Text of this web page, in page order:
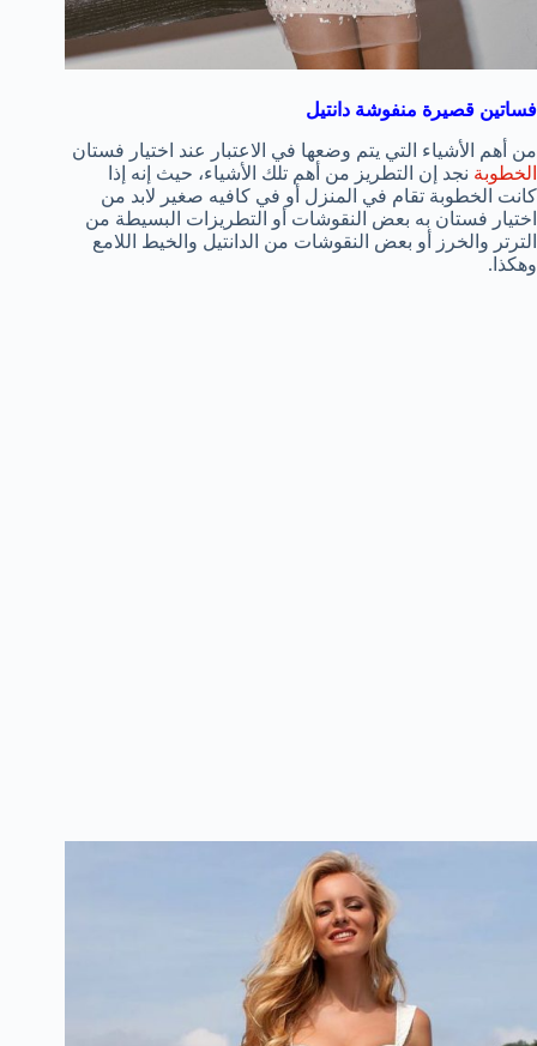
فساتين قصيرة منفوشة دانتيل
من أهم الأشياء التي يتم وضعها في الاعتبار عند اختيار فستان
الخطوبة نجد إن التطريز من أهم تلك الأشياء، حيث إنه إذا
كانت الخطوبة تقام في المنزل أو في كافيه صغير لابد من
اختيار فستان به بعض النقوشات أو التطريزات البسيطة من
الترتر والخرز أو بعض النقوشات من الدانتيل والخيط اللامع
وهكذا.